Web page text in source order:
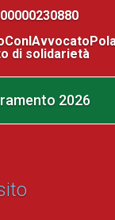
di solidarietà
2026